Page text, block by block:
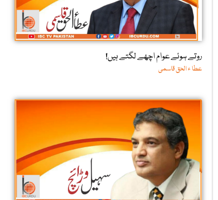
روتے ہوئے عوام اچھے لگتے ہیں!
عطا ء الحق قاسمی